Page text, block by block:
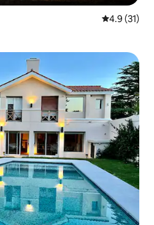
從 31 則評
4.9 (31)